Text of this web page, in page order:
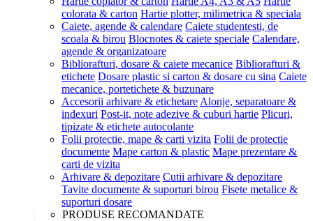
colorata & carton Hartie plotter, milimetrica & speciala
Caiete, agende & calendare Caiete studentesti, de
scoala & birou Blocnotes & caiete speciale Calendare,
agende & organizatoare
Bibliorafturi, dosare & caiete mecanice Bibliorafturi &
etichete Dosare plastic si carton & dosare cu sina Caiete
mecanice, portetichete & buzunare
Accesorii arhivare & etichetare Alonje, separatoare &
indexuri Post-it, note adezive & cuburi hartie Plicuri,
tipizate & etichete autocolante
Folii protectie, mape & carti vizita Folii de protectie
documente Mape carton & plastic Mape prezentare &
carti de vizita
Arhivare & depozitare Cutii arhivare & depozitare
Tavite documente & suporturi birou Fisete metalice &
suporturi dosare
PRODUSE RECOMANDATE